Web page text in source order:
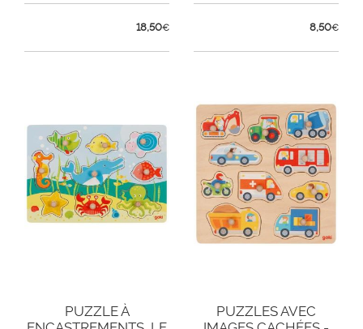
18,50€ 8,50€
PUZZLE À
PUZZLES AVEC